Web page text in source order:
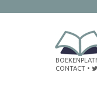
CONTACT •